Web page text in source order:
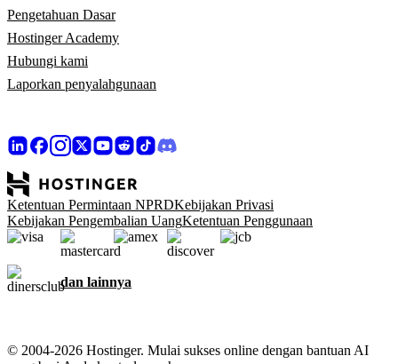
Pengetahuan Dasar
Hostinger Academy
Hubungi kami
Laporkan penyalahgunaan
Ketentuan Permintaan NPRDKebijakan Privasi
Kebijakan Pengembalian UangKetentuan Penggunaan
dan lainnya
© 2004-2026 Hostinger. Mulai sukses online dengan bantuan AI